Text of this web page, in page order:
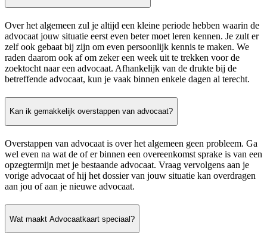
Over het algemeen zul je altijd een kleine periode hebben waarin de
advocaat jouw situatie eerst even beter moet leren kennen. Je zult er
zelf ook gebaat bij zijn om even persoonlijk kennis te maken. We
raden daarom ook af om zeker een week uit te trekken voor de
zoektocht naar een advocaat. Afhankelijk van de drukte bij de
betreffende advocaat, kun je vaak binnen enkele dagen al terecht.
Kan ik gemakkelijk overstappen van advocaat?
Overstappen van advocaat is over het algemeen geen probleem. Ga
wel even na wat de of er binnen een overeenkomst sprake is van een
opzegtermijn met je bestaande advocaat. Vraag vervolgens aan je
vorige advocaat of hij het dossier van jouw situatie kan overdragen
aan jou of aan je nieuwe advocaat.
Wat maakt Advocaatkaart speciaal?